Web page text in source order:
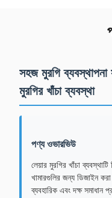
সহজ মুরগি
মুরগির খাঁচা ব্যবস্থা
পণ্য ওভারভিউ
লেয়ার মুরগির খাঁচা
খামারগুলির জন্য ডিজাইন
ব্যবহারিক এবং দক্ষ সমাধান